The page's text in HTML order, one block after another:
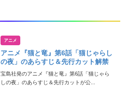
アニメ
アニメ『猫と竜』第6話「猫じゃらし
の夜」のあらすじ＆先行カット解禁
宝島社発のアニメ『猫と竜』第6話「猫じゃら
しの夜」のあらすじ＆先行カットが公...